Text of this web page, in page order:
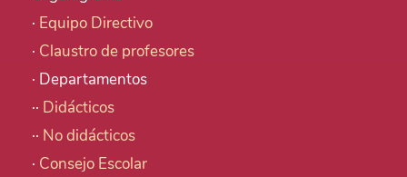
· Equipo Directivo
· Claustro de profesores
· Departamentos
·· Didácticos
·· No didácticos
· Consejo Escolar